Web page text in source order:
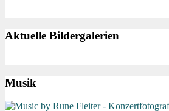
Aktuelle Bildergalerien
Musik